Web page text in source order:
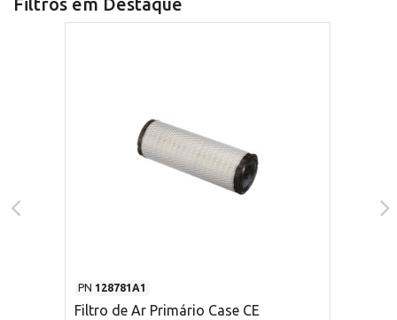
Filtros em Destaque
PN 128781A1
Filtro de Ar Primário Case CE